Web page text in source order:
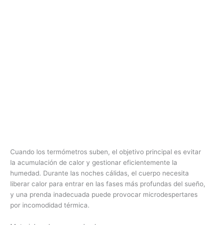
Cuando los termómetros suben, el objetivo principal es evitar
la acumulación de calor y gestionar eficientemente la
humedad. Durante las noches cálidas, el cuerpo necesita
liberar calor para entrar en las fases más profundas del sueño,
y una prenda inadecuada puede provocar microdespertares
por incomodidad térmica.